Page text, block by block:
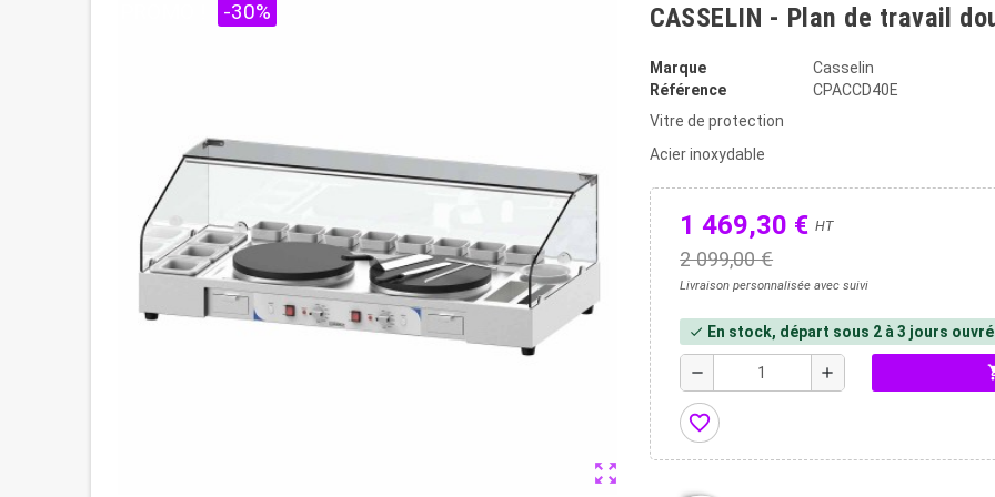
zoom_out_map
-30% CASSELIN - Plan de travail
Marque
Casselin
Référence
CPACCD40E
Vitre de protection
Acier inoxydable
1 469,30 € HT
2 099,00 €
Livraison personnalisée avec suivi
check En stock, départ sous 2 à 3 jours
remove add
favorite_border